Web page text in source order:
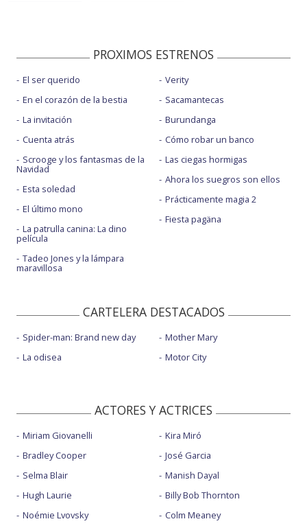
PROXIMOS ESTRENOS
El ser querido
En el corazón de la bestia
La invitación
Cuenta atrás
Scrooge y los fantasmas de la
Navidad
Esta soledad
El último mono
La patrulla canina: La dino
película
Tadeo Jones y la lámpara
maravillosa
Verity
Sacamantecas
Burundanga
Cómo robar un banco
Las ciegas hormigas
Ahora los suegros son ellos
Prácticamente magia 2
Fiesta pagäna
CARTELERA DESTACADOS
Spider-man: Brand new day
La odisea
Mother Mary
Motor City
ACTORES Y ACTRICES
Miriam Giovanelli
Bradley Cooper
Selma Blair
Hugh Laurie
Noémie Lvovsky
Kira Miró
José Garcia
Manish Dayal
Billy Bob Thornton
Colm Meaney